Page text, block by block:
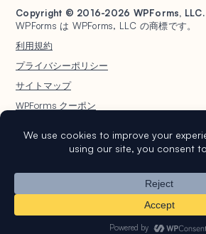
フォーム放棄
フォーム通知
ファイルアップロード
計算フォーム
ジオロケーションフォーム
スパム保
アンケー
HubSpot
Google ドライブ
PayPal
Square
ドキュメント
プランと料金
WordPress ホスティング
WPBeginner
Copyright © 2016-2026 WPForms, LLC.
WPForms は WPForms, LLC の商標です。
利用規約
プライバシーポリシー
サイトマップ
WPForms クーポン
ブサイトでの WordPress® の名前の使用は、識別
WordPress Foundation による承認を意味するも
WPForms は WordPress Foundation によって承認
ていません。